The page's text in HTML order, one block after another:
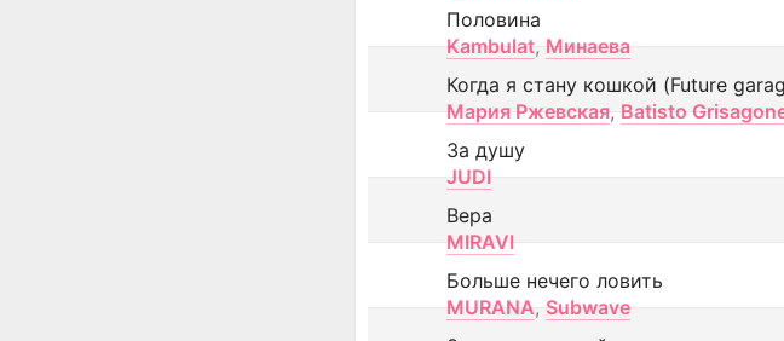
Половина
Kambulat, Минаева
Когда я стану кошкой (Future
Мария Ржевская, Batisto
За душу
JUDI
Вера
MIRAVI
Больше нечего ловить
MURANA, Subwave